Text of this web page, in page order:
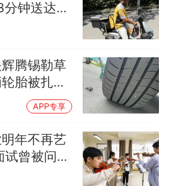
钟送达，
腾锡勒草
胎被扎，
格高达千
情况通报
APP专享
年不再艺
试曾被问
” 专家：遏